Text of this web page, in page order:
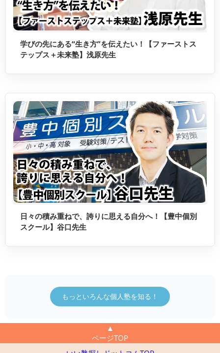
学びの先にある“生き方”を伝えたい！【ファーストス
テップス＋未来塾】浅原先生
日々の積み重ねで、誇りに思える自分へ！【豊中個別
スクール】谷口先生
もっといろんな個人塾を知る！
▲
ページTOP